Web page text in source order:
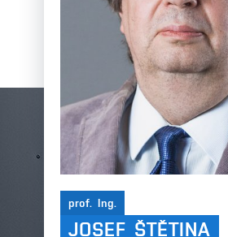
prof. Ing.
JOSEF ŠTĚTINA